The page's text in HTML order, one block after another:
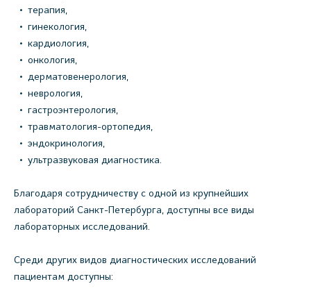
терапия,
гинекология,
кардиология,
онкология,
дерматовенерология,
неврология,
гастроэнтерология,
травматология-ортопедия,
эндокринология,
ультразвуковая диагностика.
Благодаря сотрудничеству с одной из крупнейших
лабораторий Санкт-Петербурга, доступны все виды
лабораторных исследований.
Среди других видов диагностических исследований
пациентам доступны: